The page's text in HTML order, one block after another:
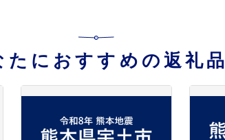
たにおすすめの返礼品